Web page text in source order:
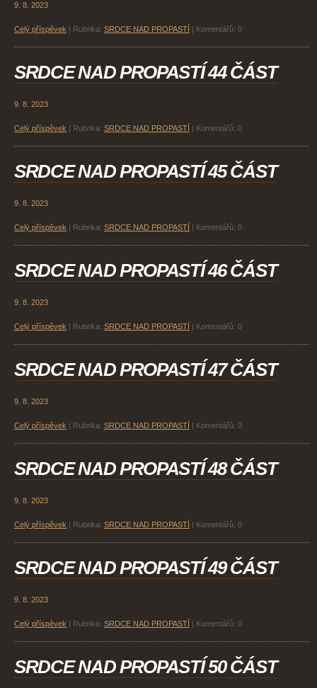
9. 8. 2023
Celý příspěvek Rubrika: SRDCE NAD PROPASTÍ Komentářů: 0
SRDCE NAD PROPASTÍ 44 ČÁST
9. 8. 2023
Celý příspěvek Rubrika: SRDCE NAD PROPASTÍ Komentářů: 0
SRDCE NAD PROPASTÍ 45 ČÁST
9. 8. 2023
Celý příspěvek Rubrika: SRDCE NAD PROPASTÍ Komentářů: 0
SRDCE NAD PROPASTÍ 46 ČÁST
9. 8. 2023
Celý příspěvek Rubrika: SRDCE NAD PROPASTÍ Komentářů: 0
SRDCE NAD PROPASTÍ 47 ČÁST
9. 8. 2023
Celý příspěvek Rubrika: SRDCE NAD PROPASTÍ Komentářů: 0
SRDCE NAD PROPASTÍ 48 ČÁST
9. 8. 2023
Celý příspěvek Rubrika: SRDCE NAD PROPASTÍ Komentářů: 0
SRDCE NAD PROPASTÍ 49 ČÁST
9. 8. 2023
Celý příspěvek Rubrika: SRDCE NAD PROPASTÍ Komentářů: 0
SRDCE NAD PROPASTÍ 50 ČÁST